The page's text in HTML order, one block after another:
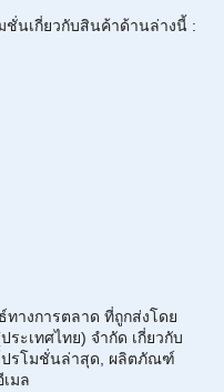
นเกี่ยวกับสินค้าด้านล่างนี้ :
างการตลาด ที่ถูกส่งโดย
ระเทศไทย) จำกัด เกี่ยวกับ
ปรโมชั่นล่าสุด, ผลิตภัณฑ์
มล